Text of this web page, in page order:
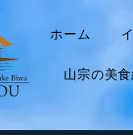
ホーム
山宗の美